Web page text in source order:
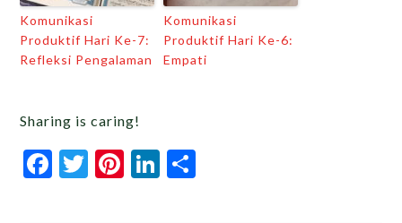
Komunikasi
Produktif Hari Ke-7:
Refleksi Pengalaman
Komunikasi
Produktif Hari Ke-6:
Empati
Sharing is caring!
Facebook
Twitter
Pinterest
LinkedIn